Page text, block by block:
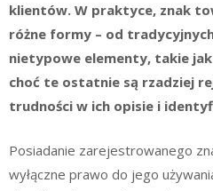
klientów. W praktyce, znak
różne formy – od
nietypowe elementy, takie
choć te ostatnie są rzadziej
trudności w ich opisie i
Posiadanie zarejestrowanego
wyłączne prawo do jego